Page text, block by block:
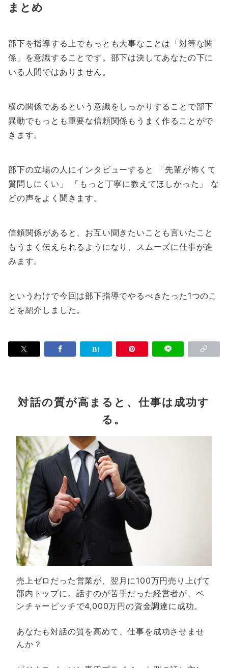
まとめ
部下を指導する上でもっとも大事なことは「対等な関
係」を意識することです。部下は決してあなたの下に
いる人間ではありません。
横の関係であるという意識をしっかりすることで部下
異動でもっとも重要な信頼関係もうまく作ることがで
きます。
部下の立場の人にインタビューすると 「先輩が怖くて
質問しにくい」 「もっと丁寧に教えてほしかった」 な
どの声をよく聞きます。
信頼関係があると、お互い聞きたいことも言いたこと
もうまく伝えられるようになり、スムーズに仕事が進
みます。
というわけで今回は部下指導でやるべきたった1つのこ
とを紹介しました。
対話の質が高まると、仕事は成功す
る。
売上ゼロだった営業が、翌月に100万円売り上げて
部内トップに。話すのが苦手だった経営者が、ベ
ンチャーピッチで4,000万円の資金調達に成功。
あなたも対話の質を高めて、仕事を成功させませ
んか？